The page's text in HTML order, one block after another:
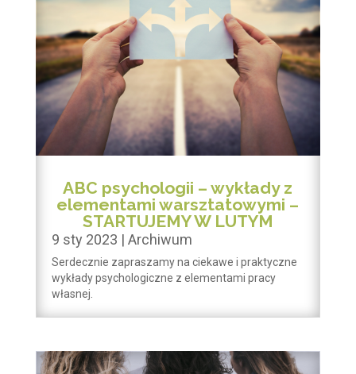
ABC psychologii – wykłady z
elementami warsztatowymi –
STARTUJEMY W LUTYM
9 sty 2023 | Archiwum
Serdecznie zapraszamy na ciekawe i praktyczne
wykłady psychologiczne z elementami pracy
własnej.